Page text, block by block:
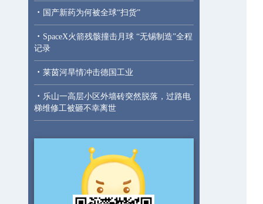
· 国产新药为何被全球“扫货”
· SpaceX火箭残骸撞击月球 “无锡制造”全程
记录
· 莱茵河旱情冲击德国工业
· 乐山一高层小区外墙砖突然脱落，过路电
梯维修工被砸不幸离世